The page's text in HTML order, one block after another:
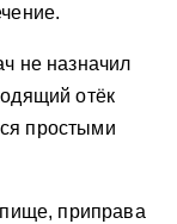
не назначил
отёк
простыми
приправа